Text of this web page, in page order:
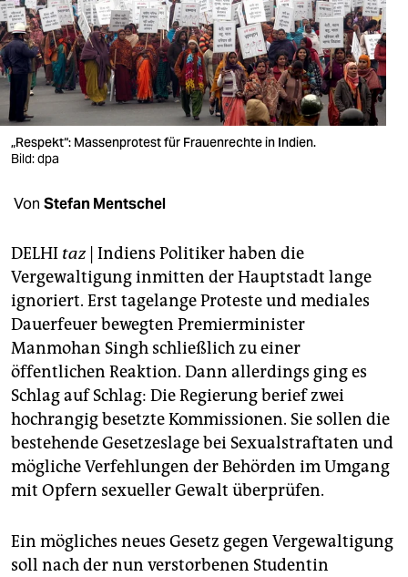
wahrheit
verlag
verlag
veranstaltungen
fragen & hilfe
unterstützen
abo
genossenschaft
epaper login
„Respekt“: Massenprotest für Frauenrechte in Indien.
Bild: dpa
Von Stefan Mentschel
DELHI taz| Indiens Politiker haben die
Vergewaltigung inmitten der Hauptstadt lange
ignoriert. Erst tagelange Proteste und mediales
Dauerfeuer bewegten Premierminister
Manmohan Singh schließlich zu einer
öffentlichen Reaktion. Dann allerdings ging es
Schlag auf Schlag: Die Regierung berief zwei
hochrangig besetzte Kommissionen. Sie sollen die
bestehende Gesetzeslage bei Sexualstraftaten und
mögliche Verfehlungen der Behörden im Umgang
mit Opfern sexueller Gewalt überprüfen.
Ein mögliches neues Gesetz gegen Vergewaltigung
soll nach der nun verstorbenen Studentin